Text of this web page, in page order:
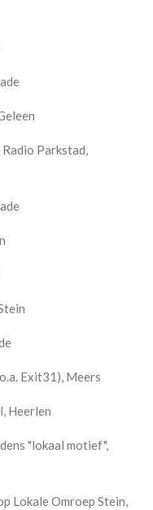
Parkstad,
Exit31), Meers
Heerlen
"lokaal motief",
Lokale Omroep Stein,